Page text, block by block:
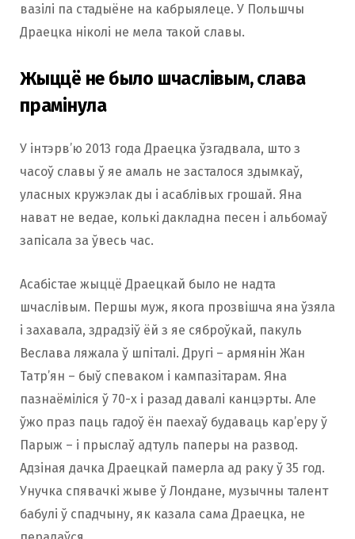
вазілі па стадыёне на кабрыялеце. У Польшчы
Драецка ніколі не мела такой славы.
Жыццё не было шчаслівым, слава
прамінула
У інтэрв’ю 2013 года Драецка ўзгадвала, што з
часоў славы ў яе амаль не засталося здымкаў,
уласных кружэлак ды і асаблівых грошай. Яна
нават не ведае, колькі дакладна песен і альбомаў
запісала за ўвесь час.
Асабістае жыццё Драецкай было не надта
шчаслівым. Першы муж, якога прозвішча яна ўзяла
і захавала, здрадзіў ёй з яе сяброўкай, пакуль
Веслава ляжала ў шпіталі. Другі – армянін Жан
Татр’ян – быў спеваком і кампазітарам. Яна
пазнаёміліся ў 70-х і разад давалі канцэрты. Але
ўжо праз паць гадоў ён паехаў будаваць кар’еру ў
Парыж – і прыслаў адтуль паперы на развод.
Адзіная дачка Драецкай памерла ад раку ў 35 год.
Унучка спявачкі жыве ў Лондане, музычны талент
бабулі ў спадчыну, як казала сама Драецка, не